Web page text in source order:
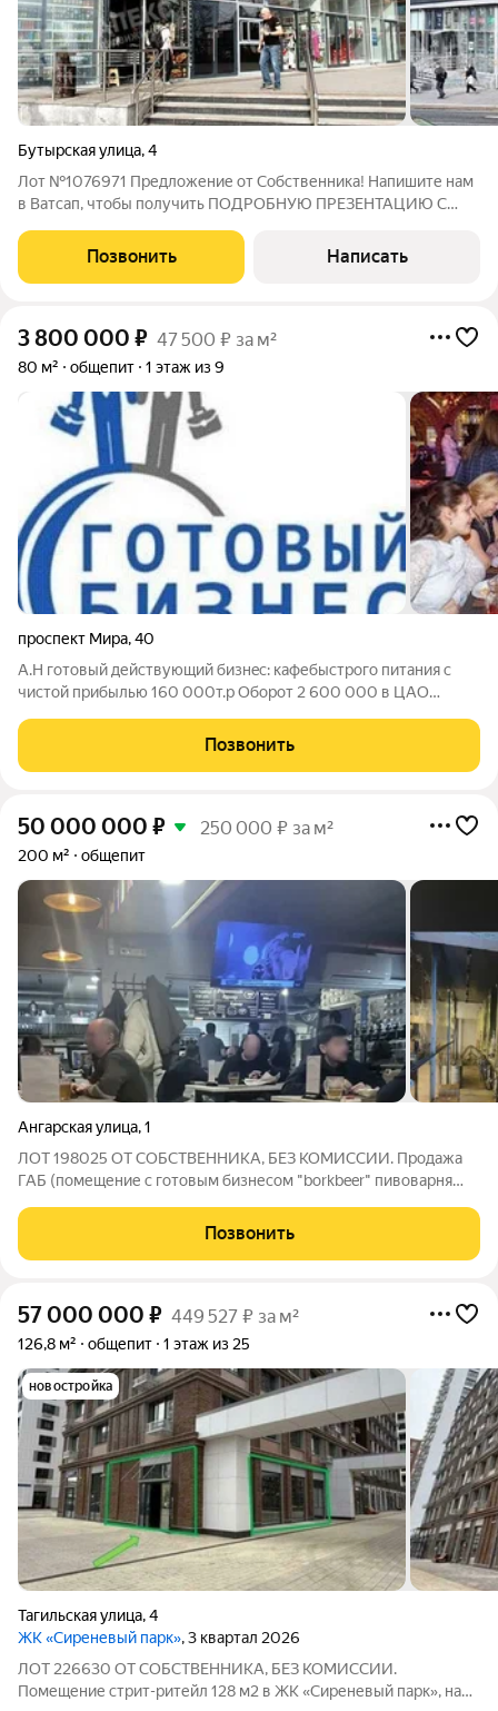
Бутырская улица,4
Лот №1076971 Предложение от Собственника! Напишите нам
в Ватсап, чтобы получить ПОДРОБНУЮ ПРЕЗЕНТАЦИЮ С
свободного назначения площадью 264.5 м2 всего в 2 мин.
пешком от станции метро Савёловская и
Позвонить Написать
3 800 000 ₽ 47 500 ₽ за м²
80 м² общепит 1 этаж из 9
проспект Мира,40
А.Н готовый действующий бизнeс: кафебыстрого питания с
чистой прибылью 160 000т.р Оборот 2 600 000 в ЦАО
Укомплектованный штат Надежные поставщики и выгодные
условия закупок База постоянных клиентов
Позвонить
50 000 000 ₽ 250 000 ₽ за м²
200 м² общепит
Ангарская улица,1
ЛОТ 198025 ОТ СОБСТВЕННИКА, БЕЗ КОМИССИИ. Продажа
ГАБ (помещение с готовым бизнесом "borkbeer" пивоварня
литров , ЦКТ 9 штук на 850 литров , производственные
мощности 20 тон в месяц , все
Позвонить
57 000 000 ₽ 449 527 ₽ за м²
126,8 м² общепит 1 этаж из 25
новостройка
Тагильская улица,4
ЖК «Сиреневый парк», 3 квартал 2026
ЛОТ 226630 ОТ СОБСТВЕННИКА, БЕЗ КОМИССИИ.
Помещение стрит-ритейл 128 м2 в ЖК «Cиpеневый парк», на